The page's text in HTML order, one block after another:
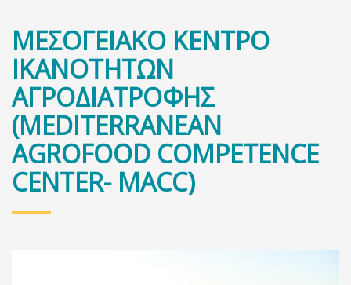
ΜEΣΟΓΕΙΑΚΟ ΚΕΝΤΡΟ
ΙΚΑΝΟΤΗΤΩΝ
ΑΓΡΟΔΙΑΤΡΟΦΗΣ
(MEDITERRANEAN
AGROFOOD COMPETENCE
CENTER- MACC)